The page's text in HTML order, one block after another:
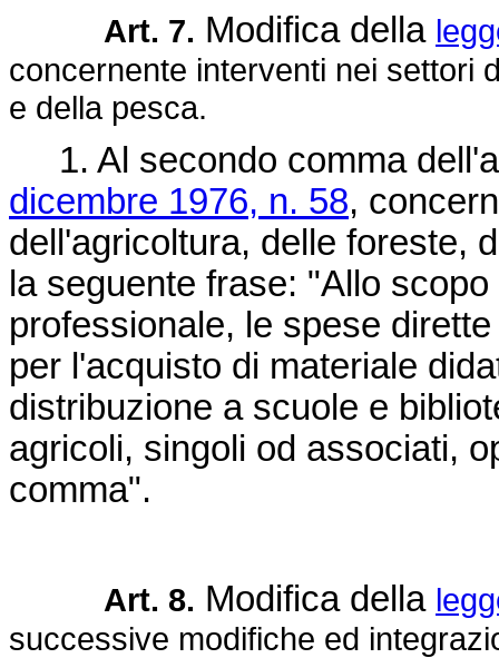
Art. 7. Modifica della
concernente interventi nei settori
e della pesca.
1. Al secondo comma
dicembre 1976, n. 58,
dell'agricoltura, delle foreste,
la seguente frase: "Allo
professionale, le spese
per l'acquisto di materiale
distribuzione a scuole e
agricoli, singoli od associati,
comma".
Art. 8. Modifica della
successive modifiche ed